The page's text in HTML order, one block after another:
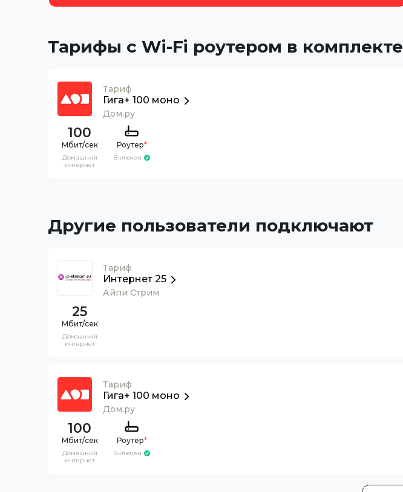
Тарифы с Wi-Fi роутером в комплекте
Тариф
Гига+ 100 моно
Дом.ру
100
Домашний
интернет
Роутер*
Включен
Другие пользователи подключают
Тариф
Интернет 25
Айпи Стрим
25
Домашний
интернет
Тариф
Гига+ 100 моно
Дом.ру
100
Домашний
интернет
Роутер*
Включен